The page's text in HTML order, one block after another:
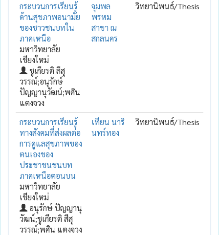
กระบวนการเรียนรู้
ด้านสุขภาพอนามัย
ของชาวชนบทใน
ภาคเหนือ
มหาวิทยาลัย
เชียงใหม่
ชูเกียรติ ลีสุ
วรรณ์;อนุรักษ์
ปัญญานุวัฒน์;พศิน
แตงจวง
จุมพล
พรหม
สาขา ณ
สกลนคร
วิทยานิพนธ์/Thesis
กระบวนการเรียนรู้
ทางสังคมที่ส่งผลต่อ
การดูแลสุขภาพของ
ตนเองของ
ประชาชนชนบท
ภาคเหนือตอนบน
มหาวิทยาลัย
เชียงใหม่
อนุรักษ์ ปัญญานุ
วัฒน์;ชูเกียรติ สีสุ
วรรณ์;พศิน แตงจวง
เทียน นาริ
นทร์ทอง
วิทยานิพนธ์/Thesis